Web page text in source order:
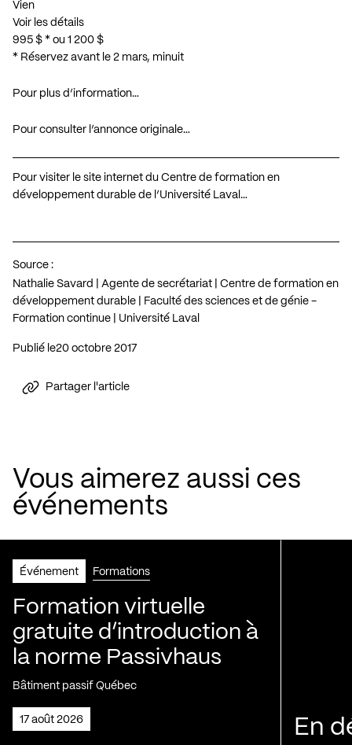
Vien
Voir les détails
995 $ * ou 1 200 $
* Réservez avant le 2 mars, minuit
Pour plus d’information…
Pour consulter l’annonce originale…
Pour visiter le site internet du Centre de formation en
développement durable de l’Université Laval…
Source :
Nathalie Savard | Agente de secrétariat | Centre de formation en
développement durable | Faculté des sciences et de génie -
Formation continue | Université Laval
Publié le 20 octobre 2017
Partager l'article
Vous aimerez aussi ces
événements
Événement Formations
Formation virtuelle
gratuite d’introduction à
la norme Passivhaus
Bâtiment passif Québec
17 août 2026 En